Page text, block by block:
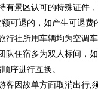
有景区认可的特殊证件
可退的，如产生可退费
行社所用车辆均为空调
队住宿多为双人标间，
序进行互换。
客因故单方面取消出行,